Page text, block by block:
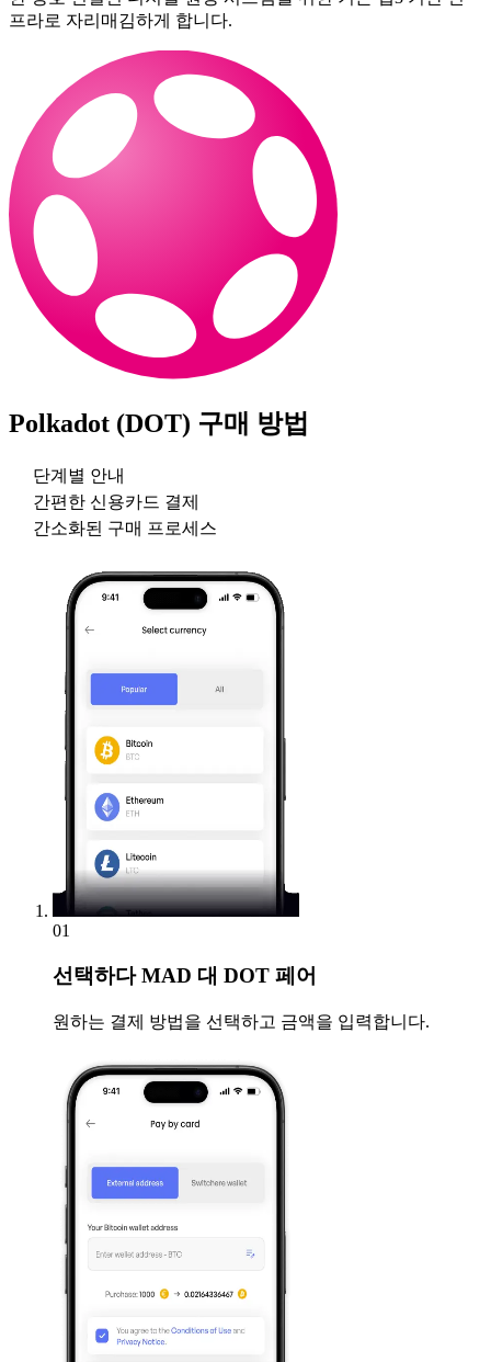
프라로 자리매김하게 합니다.
Polkadot (DOT) 구매 방법
단계별 안내
간편한 신용카드 결제
간소화된 구매 프로세스
01
선택하다MAD 대 DOT 페어
원하는 결제 방법을 선택하고 금액을 입력합니다.